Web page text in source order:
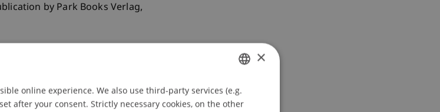
by Park Books Verlag,
GERMAN
ENGLISH
×
online experience. We also use third-party services (e.g.
after your consent. Strictly necessary cookies, on the other